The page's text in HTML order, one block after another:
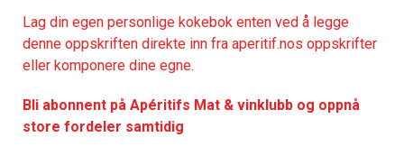
Lag din egen personlige kokebok enten ved å legge
denne oppskriften direkte inn fra aperitif.nos oppskrifter
eller komponere dine egne.
Bli abonnent på Apéritifs Mat & vinklubb og oppnå
store fordeler samtidig